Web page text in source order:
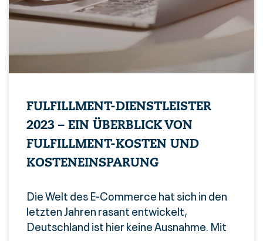
FULFILLMENT-DIENSTLEISTER
2023 – EIN ÜBERBLICK VON
FULFILLMENT-KOSTEN UND
KOSTENEINSPARUNG
Die Welt des E-Commerce hat sich in den
letzten Jahren rasant entwickelt,
Deutschland ist hier keine Ausnahme. Mit